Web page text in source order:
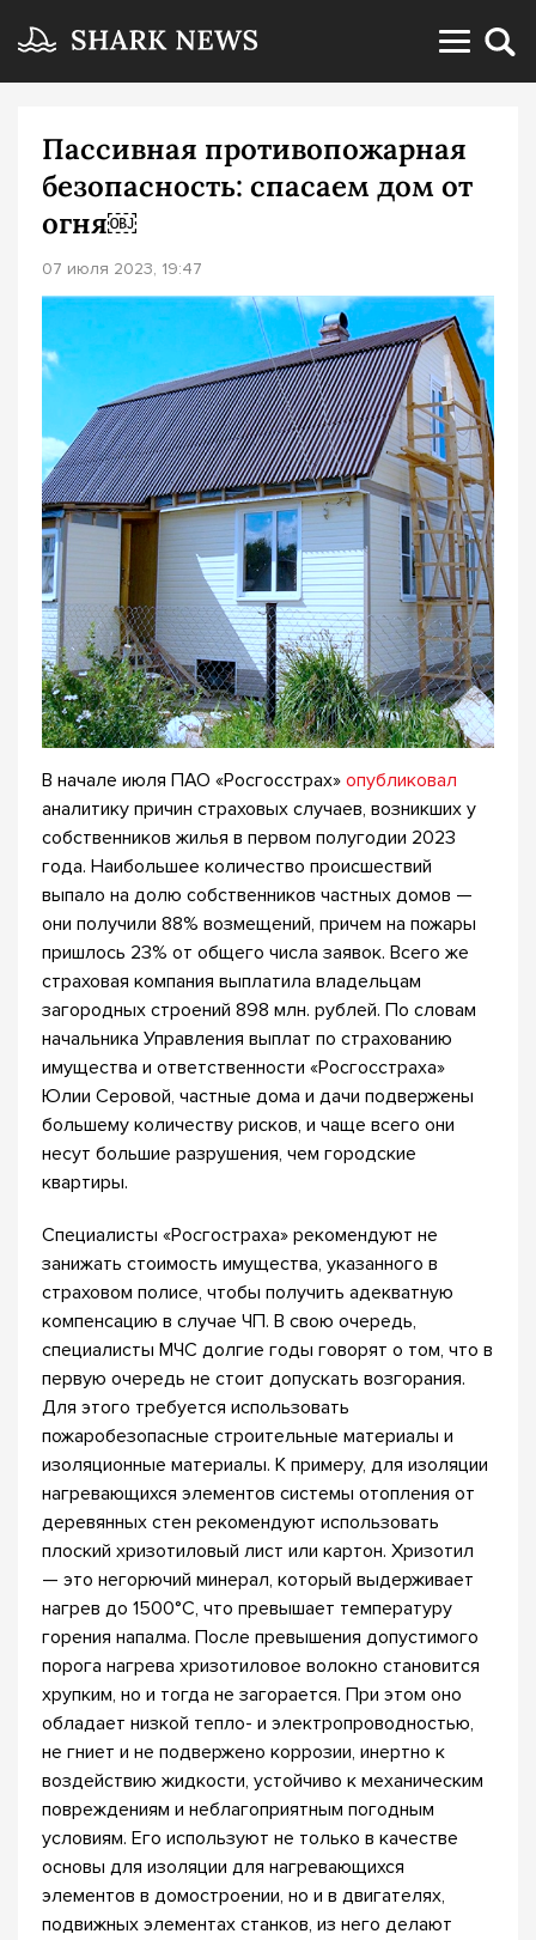
Пассивная противопожарная
безопасность: спасаем дом от
огня￼
07 июля 2023, 19:47
В начале июля ПАО «Росгосстрах» опубликовал
аналитику причин страховых случаев, возникших у
собственников жилья в первом полугодии 2023
года. Наибольшее количество происшествий
выпало на долю собственников частных домов —
они получили 88% возмещений, причем на пожары
пришлось 23% от общего числа заявок. Всего же
страховая компания выплатила владельцам
загородных строений 898 млн. рублей. По словам
начальника Управления выплат по страхованию
имущества и ответственности «Росгосстраха»
Юлии Серовой, частные дома и дачи подвержены
большему количеству рисков, и чаще всего они
несут большие разрушения, чем городские
квартиры.
Специалисты «Росгостраха» рекомендуют не
занижать стоимость имущества, указанного в
страховом полисе, чтобы получить адекватную
компенсацию в случае ЧП. В свою очередь,
специалисты МЧС долгие годы говорят о том, что в
первую очередь не стоит допускать возгорания.
Для этого требуется использовать
пожаробезопасные строительные материалы и
изоляционные материалы. К примеру, для изоляции
нагревающихся элементов системы отопления от
деревянных стен рекомендуют использовать
плоский хризотиловый лист или картон. Хризотил
— это негорючий минерал, который выдерживает
нагрев до 1500°С, что превышает температуру
горения напалма. После превышения допустимого
порога нагрева хризотиловое волокно становится
хрупким, но и тогда не загорается. При этом оно
обладает низкой тепло- и электропроводностью,
не гниет и не подвержено коррозии, инертно к
воздействию жидкости, устойчиво к механическим
повреждениям и неблагоприятным погодным
условиям. Его используют не только в качестве
основы для изоляции для нагревающихся
элементов в домостроении, но и в двигателях,
подвижных элементах станков, из него делают